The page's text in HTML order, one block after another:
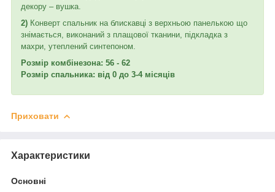
декору – вушка.
2) Конверт спальник на блискавці з верхньою панелькою що
знімається, виконаний з плащової тканини, підкладка з
махри, утеплений синтепоном.
Розмір комбінезона: 56 - 62
Розмір спальника: від 0 до 3-4 місяців
Приховати
Характеристики
Основні